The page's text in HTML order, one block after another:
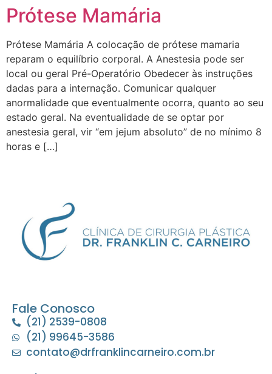
Prótese Mamária
Prótese Mamária A colocação de prótese mamaria
reparam o equilíbrio corporal. A Anestesia pode ser
local ou geral Pré-Operatório Obedecer às instruções
dadas para a internação. Comunicar qualquer
anormalidade que eventualmente ocorra, quanto ao seu
estado geral. Na eventualidade de se optar por
anestesia geral, vir “em jejum absoluto” de no mínimo 8
horas e […]
Fale Conosco
(21) 2539-0808
(21) 99645-3586
contato@drfranklincarneiro.com.br